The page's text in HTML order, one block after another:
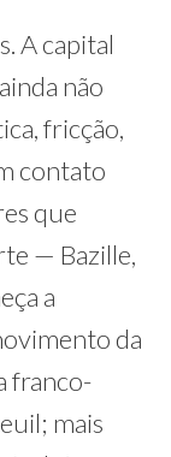
A capital
não
fricção,
contato
que
— Bazille,
a
da
franco-
mais